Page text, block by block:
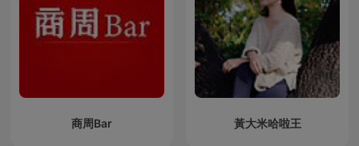
商周Bar 黃大米哈啦王